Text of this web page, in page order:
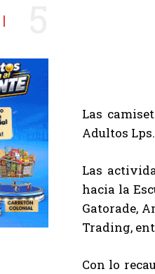
Las
Adultos
Las
hacia la
Gatorade,
Trading,
Con lo